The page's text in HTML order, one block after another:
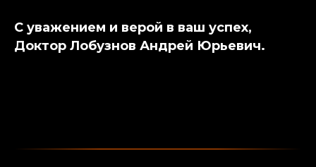
С уважением и верой в ваш успех,
Доктор Лобузнов Андрей Юрьевич.